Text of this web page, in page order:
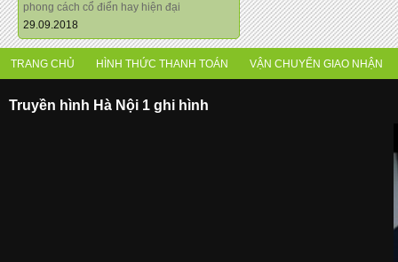
phong cách cổ điển hay hiện đại
29.09.2018
TRANG CHỦ HÌNH THỨC THANH TOÁN VẬN CHUYỂN GIAO NHẬN
Truyền hình Hà Nội 1 ghi hình